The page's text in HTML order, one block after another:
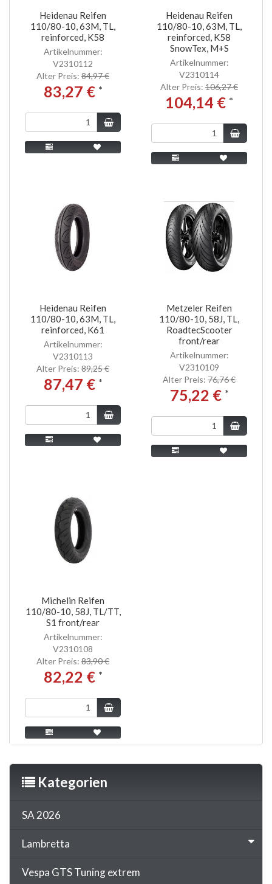
Heidenau Reifen
110/80-10, 63M, TL,
reinforced, K58
Artikelnummer:
V2310112
Alter Preis: 84,97 €
83,27 € *
Heidenau Reifen
110/80-10, 63M, TL,
reinforced, K58
SnowTex, M+S
Artikelnummer:
V2310114
Alter Preis: 106,27 €
104,14 € *
Heidenau Reifen
110/80-10, 63M, TL,
reinforced, K61
Artikelnummer:
V2310113
Alter Preis: 89,25 €
87,47 € *
Metzeler Reifen
110/80-10, 58J, TL,
RoadtecScooter
front/rear
Artikelnummer:
V2310109
Alter Preis: 76,76 €
75,22 € *
Michelin Reifen
110/80-10, 58J, TL/TT,
S1 front/rear
Artikelnummer:
V2310108
Alter Preis: 83,90 €
82,22 € *
Kategorien
SA 2026
Lambretta
Vespa GTS Tuning extrem